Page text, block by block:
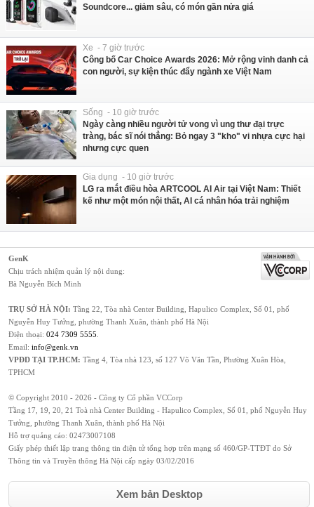
Soundcore... giảm sâu, có món gần nửa giá
Xe - 7 giờ trước
Công bố Car Choice Awards 2026: Mở rộng vinh danh cả
con người, sự kiện thúc đẩy ngành xe Việt Nam
Sống - 10 giờ trước
Ngày càng nhiều người tử vong vì ung thư đại trực
tràng, bác sĩ nói thẳng: Bỏ ngay 3 "kho" vi nhựa cực hại
nhưng cực quen
Gia dụng - 10 giờ trước
LG ra mắt điều hòa ARTCOOL AI Air tại Việt Nam: Thiết
kế như một món nội thất, AI cá nhân hóa trải nghiệm
GenK
Chịu trách nhiệm quản lý nội dung:
Bà Nguyễn Bích Minh
TRỤ SỞ HÀ NỘI: Tầng 22, Tòa nhà Center Building, Hapulico Complex, Số 01, phố
Nguyễn Huy Tưởng, phường Thanh Xuân, thành phố Hà Nội
Điện thoại: 024 7309 5555
Email: info@genk.vn
VPĐD TẠI TP.HCM: Tầng 4, Tòa nhà 123, số 127 Võ Văn Tần, Phường Xuân Hòa,
TPHCM
© Copyright 2010 - 2026 - Công ty Cổ phần VCCorp
Tầng 17, 19, 20, 21 Toà nhà Center Building - Hapulico Complex, Số 01, phố Nguyễn Huy
Tưởng, phường Thanh Xuân, thành phố Hà Nội
Hỗ trợ quảng cáo: 02473007108
Giấy phép thiết lập trang thông tin điện tử tổng hợp trên mạng số 460/GP-TTĐT do Sở
Thông tin và Truyền thông Hà Nội cấp ngày 03/02/2016
Xem bản Desktop